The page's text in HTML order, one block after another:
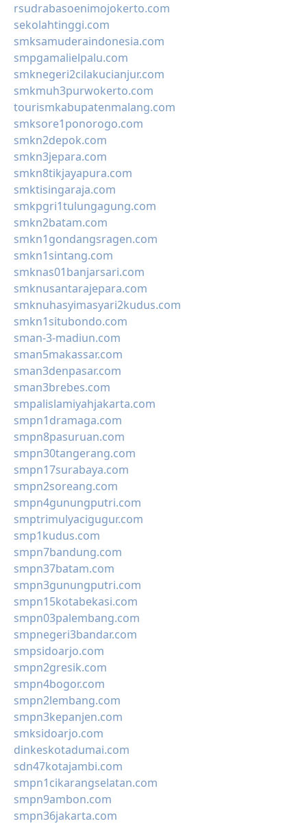
rsudrabasoenimojokerto.com
sekolahtinggi.com
smksamuderaindonesia.com
smpgamalielpalu.com
smknegeri2cilakucianjur.com
smkmuh3purwokerto.com
tourismkabupatenmalang.com
smksore1ponorogo.com
smkn2depok.com
smkn3jepara.com
smkn8tikjayapura.com
smktisingaraja.com
smkpgri1tulungagung.com
smkn2batam.com
smkn1gondangsragen.com
smkn1sintang.com
smknas01banjarsari.com
smknusantarajepara.com
smknuhasyimasyari2kudus.com
smkn1situbondo.com
sman-3-madiun.com
sman5makassar.com
sman3denpasar.com
sman3brebes.com
smpalislamiyahjakarta.com
smpn1dramaga.com
smpn8pasuruan.com
smpn30tangerang.com
smpn17surabaya.com
smpn2soreang.com
smpn4gunungputri.com
smptrimulyacigugur.com
smp1kudus.com
smpn7bandung.com
smpn37batam.com
smpn3gunungputri.com
smpn15kotabekasi.com
smpn03palembang.com
smpnegeri3bandar.com
smpsidoarjo.com
smpn2gresik.com
smpn4bogor.com
smpn2lembang.com
smpn3kepanjen.com
smksidoarjo.com
dinkeskotadumai.com
sdn47kotajambi.com
smpn1cikarangselatan.com
smpn9ambon.com
smpn36jakarta.com